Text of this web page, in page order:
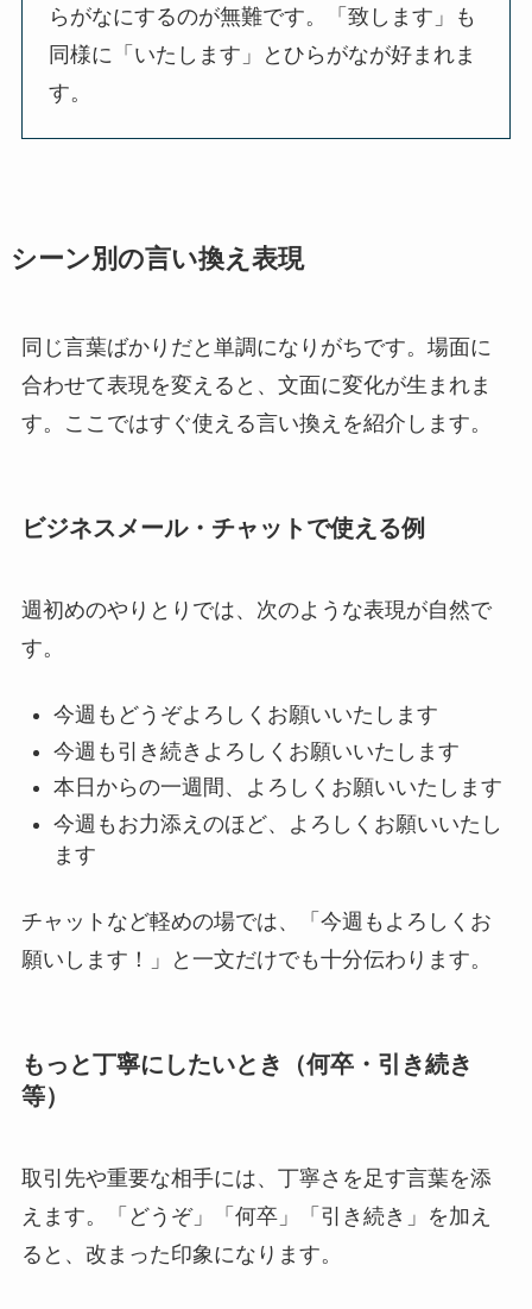
らがなにするのが無難です。「致します」も
同様に「いたします」とひらがなが好まれま
す。
シーン別の言い換え表現
同じ言葉ばかりだと単調になりがちです。場面に
合わせて表現を変えると、文面に変化が生まれま
す。ここではすぐ使える言い換えを紹介します。
ビジネスメール・チャットで使える例
週初めのやりとりでは、次のような表現が自然で
す。
今週もどうぞよろしくお願いいたします
今週も引き続きよろしくお願いいたします
本日からの一週間、よろしくお願いいたします
今週もお力添えのほど、よろしくお願いいたし
ます
チャットなど軽めの場では、「今週もよろしくお
願いします！」と一文だけでも十分伝わります。
もっと丁寧にしたいとき（何卒・引き続き
等）
取引先や重要な相手には、丁寧さを足す言葉を添
えます。「どうぞ」「何卒」「引き続き」を加え
ると、改まった印象になります。